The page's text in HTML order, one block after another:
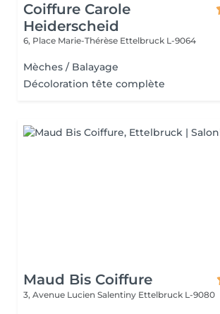
Coiffure Carole
Heiderscheid
6, Place Marie-Thérèse Ettelbruck L-9064
Mèches / Balayage
Décoloration tête complète
Maud Bis Coiffure
3, Avenue Lucien Salentiny Ettelbruck L-9080